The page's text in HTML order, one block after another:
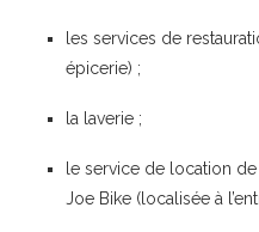
les services de
épicerie) ;
la laverie ;
le service de location
Joe Bike (localisée à